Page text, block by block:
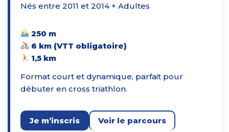
Nés entre 2011 et 2014 + Adultes
250 m
6 km (VTT obligatoire)
1,5 km
Format court et dynamique, parfait pour
débuter en cross triathlon.
Je m’inscris Voir le parcours